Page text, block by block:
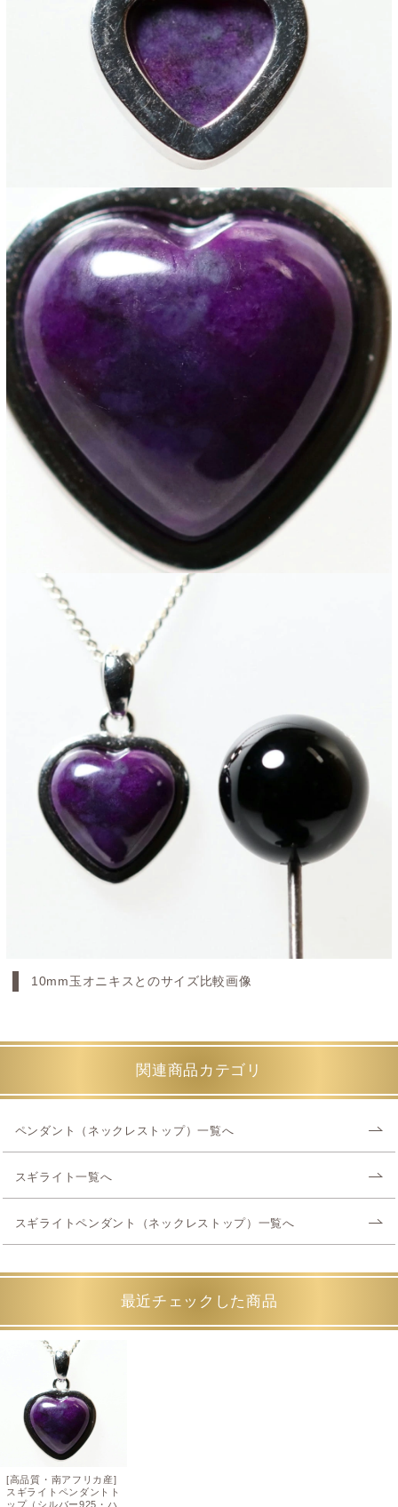
10mm玉オニキスとのサイズ比較画像
関連商品カテゴリ
ペンダント（ネックレストップ）一覧へ
スギライト一覧へ
スギライトペンダント（ネックレストップ）一覧へ
最近チェックした商品
[高品質・南アフリカ産]
スギライトペンダントト
ップ（シルバー925・ハ